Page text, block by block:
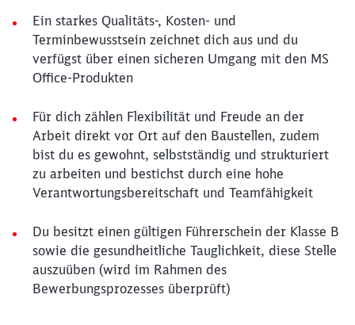
Ein starkes Qualitäts-, Kosten- und
Terminbewusstsein zeichnet dich aus und du
verfügst über einen sicheren Umgang mit den MS
Office-Produkten
Für dich zählen Flexibilität und Freude an der
Arbeit direkt vor Ort auf den Baustellen, zudem
bist du es gewohnt, selbstständig und strukturiert
zu arbeiten und bestichst durch eine hohe
Verantwortungsbereitschaft und Teamfähigkeit
Du besitzt einen gültigen Führerschein der Klasse B
sowie die gesundheitliche Tauglichkeit, diese Stelle
auszuüben (wird im Rahmen des
Bewerbungsprozesses überprüft)